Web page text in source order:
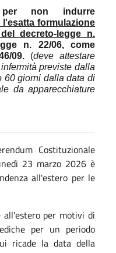
non indurre
formulazione
decreto-legge n.
n. 22/06, come
09. (deve attestare
previste dalla
60 giorni dalla data di
da apparecchiature
Costituzionale
23 marzo 2026 è
all'estero per le
per motivi di
per un periodo
ricade la data della